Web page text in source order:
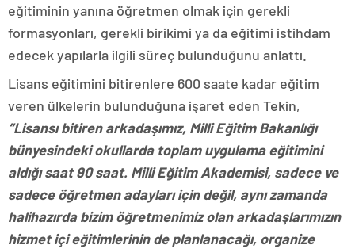
eğitiminin yanına öğretmen olmak için gerekli
formasyonları, gerekli birikimi ya da eğitimi istihdam
edecek yapılarla ilgili süreç bulunduğunu anlattı.
Lisans eğitimini bitirenlere 600 saate kadar eğitim
veren ülkelerin bulunduğuna işaret eden Tekin,
“Lisansı bitiren arkadaşımız, Milli Eğitim Bakanlığı
bünyesindeki okullarda toplam uygulama eğitimini
aldığı saat 90 saat. Milli Eğitim Akademisi, sadece ve
sadece öğretmen adayları için değil, aynı zamanda
halihazırda bizim öğretmenimiz olan arkadaşlarımızın
hizmet içi eğitimlerinin de planlanacağı, organize